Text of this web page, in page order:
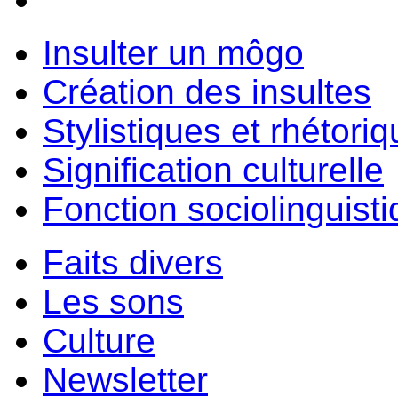
Insulter un môgo
Création des insultes
Stylistiques et
Signification culturelle
Fonction
Faits divers
Les sons
Culture
Newsletter